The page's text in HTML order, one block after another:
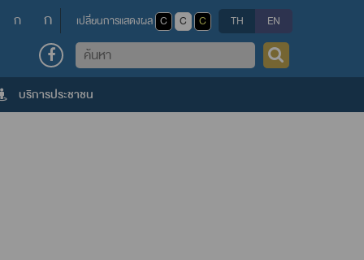
ก ก เปลี่ยนการแสดงผล C C C TH EN
ค้นหา
บริการประชาชน